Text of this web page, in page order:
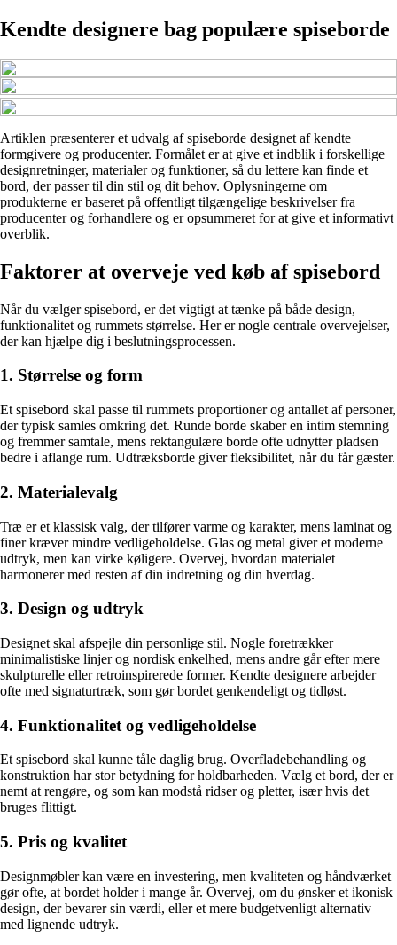
Kendte designere bag populære spiseborde
Artiklen præsenterer et udvalg af spiseborde designet af kendte
formgivere og producenter. Formålet er at give et indblik i forskellige
designretninger, materialer og funktioner, så du lettere kan finde et
bord, der passer til din stil og dit behov. Oplysningerne om
produkterne er baseret på offentligt tilgængelige beskrivelser fra
producenter og forhandlere og er opsummeret for at give et informativt
overblik.
Faktorer at overveje ved køb af spisebord
Når du vælger spisebord, er det vigtigt at tænke på både design,
funktionalitet og rummets størrelse. Her er nogle centrale overvejelser,
der kan hjælpe dig i beslutningsprocessen.
1. Størrelse og form
Et spisebord skal passe til rummets proportioner og antallet af personer,
der typisk samles omkring det. Runde borde skaber en intim stemning
og fremmer samtale, mens rektangulære borde ofte udnytter pladsen
bedre i aflange rum. Udtræksborde giver fleksibilitet, når du får gæster.
2. Materialevalg
Træ er et klassisk valg, der tilfører varme og karakter, mens laminat og
finer kræver mindre vedligeholdelse. Glas og metal giver et moderne
udtryk, men kan virke køligere. Overvej, hvordan materialet
harmonerer med resten af din indretning og din hverdag.
3. Design og udtryk
Designet skal afspejle din personlige stil. Nogle foretrækker
minimalistiske linjer og nordisk enkelhed, mens andre går efter mere
skulpturelle eller retroinspirerede former. Kendte designere arbejder
ofte med signaturtræk, som gør bordet genkendeligt og tidløst.
4. Funktionalitet og vedligeholdelse
Et spisebord skal kunne tåle daglig brug. Overfladebehandling og
konstruktion har stor betydning for holdbarheden. Vælg et bord, der er
nemt at rengøre, og som kan modstå ridser og pletter, især hvis det
bruges flittigt.
5. Pris og kvalitet
Designmøbler kan være en investering, men kvaliteten og håndværket
gør ofte, at bordet holder i mange år. Overvej, om du ønsker et ikonisk
design, der bevarer sin værdi, eller et mere budgetvenligt alternativ
med lignende udtryk.